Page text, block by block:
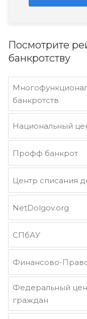
Посмотрите
банкротству
банкротств
Национальный
Профф банкрот
Центр списания
NetDolgov.org
СПбАУ
Финансово-
Федеральный
граждан